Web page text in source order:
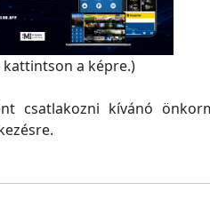
a képre.)
csatlakozni kívánó